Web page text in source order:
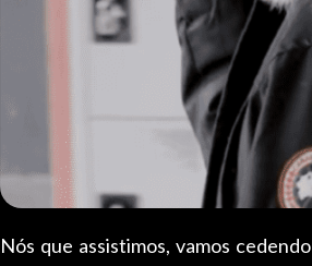
Nós que assistimos, vamos